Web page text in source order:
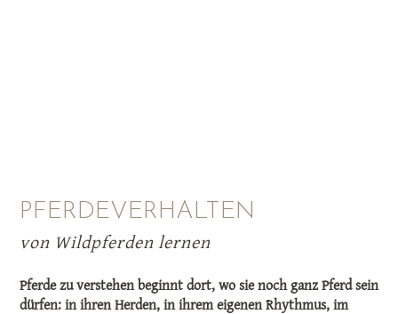
PFERDEVERHALTEN
von Wildpferden lernen
Pferde zu verstehen beginnt dort, wo sie noch ganz Pferd sein
dürfen: in ihren Herden, in ihrem eigenen Rhythmus, im